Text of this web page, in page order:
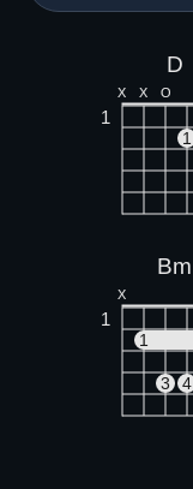
D
X X O
1
1
Bm
X
1
1
3
4